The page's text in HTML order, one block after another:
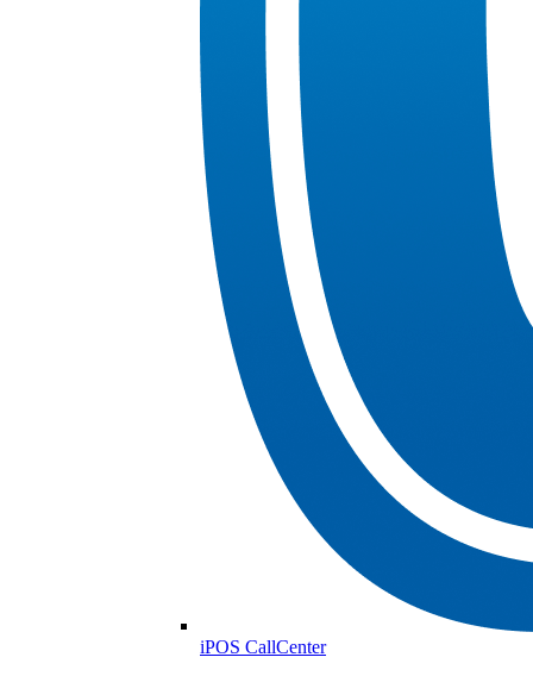
iPOS CallCenter